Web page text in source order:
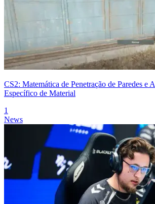
CS2: Matemática de Penetração de Paredes e
Específico de Material
1
News